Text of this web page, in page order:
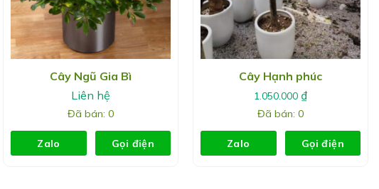
Cây Ngũ Gia Bì
Liên hệ
Đã bán: 0
Zalo Gọi điện
Cây Hạnh phúc
1.050.000 ₫
Đã bán: 0
Zalo Gọi điện